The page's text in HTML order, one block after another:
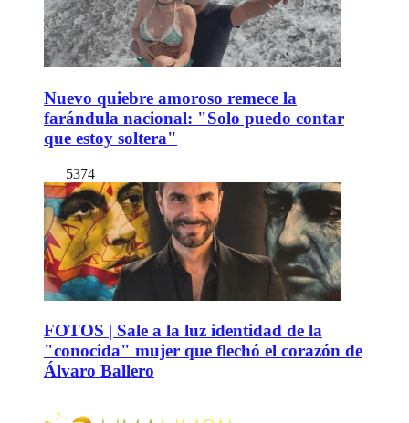
Nuevo quiebre amoroso remece la
farándula nacional: "Solo puedo contar
que estoy soltera"
5374
FOTOS | Sale a la luz identidad de la
"conocida" mujer que flechó el corazón de
Álvaro Ballero